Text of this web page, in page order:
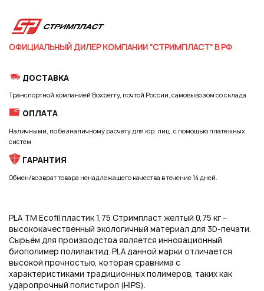
ОФИЦИАЛЬНЫЙ ДИЛЕР КОМПАНИИ "СТРИМПЛАСТ" В РФ
ДОСТАВКА
Транспортной компанией Boxberry, почтой России, самовывозом со склада
ОПЛАТА
Наличными, по безналичному расчету для юр. лиц, с помощью платежных
систем
ГАРАНТИЯ
Обмен/возврат товара ненадлежащего качества в течение 14 дней.
PLA TM Ecofil пластик 1,75 Стримпласт желтый 0,75 кг –
высококачественный экологичный материал для 3D-печати.
Сырьём для производства является инновационный
биополимер полилактид. PLA данной марки отличается
высокой прочностью, которая сравнима с
характеристиками традиционных полимеров, таких как
ударопрочный полистирол (HIPS).
Регистрация
Подписаться на новые возможности